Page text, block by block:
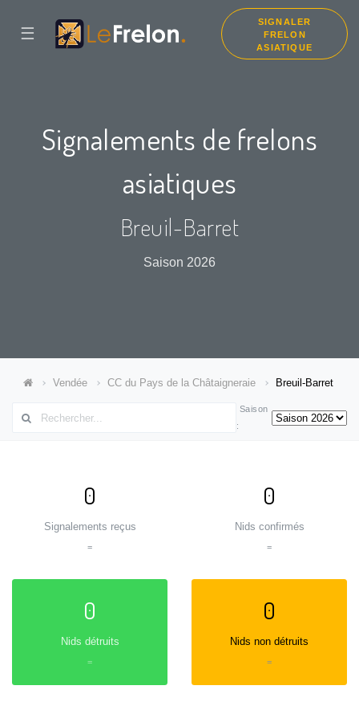
☰
SIGNALER
FRELON
ASIATIQUE
Signalements de frelons
asiatiques
Breuil-Barret
Saison 2026
Vendée CC du Pays de la Châtaigneraie Breuil-Barret
Saison
:
0
Signalements reçus
=
0
Nids confirmés
=
0
Nids détruits
=
0
Nids non détruits
=